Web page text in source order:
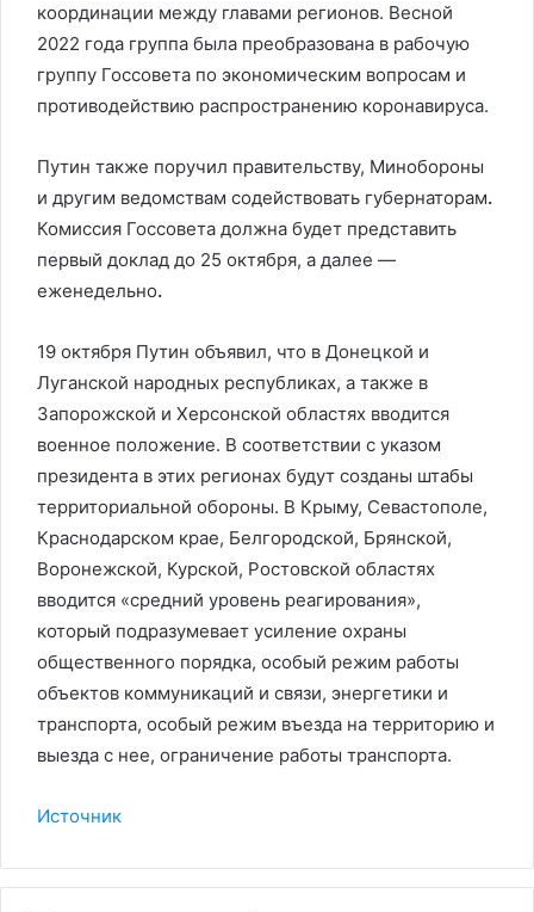
координации между главами регионов. Весной
2022 года группа была преобразована в рабочую
группу Госсовета по экономическим вопросам и
противодействию распространению коронавируса.
Путин также поручил правительству, Минобороны
и другим ведомствам содействовать губернаторам.
Комиссия Госсовета должна будет представить
первый доклад до 25 октября, а далее —
еженедельно.
19 октября Путин объявил, что в Донецкой и
Луганской народных республиках, а также в
Запорожской и Херсонской областях вводится
военное положение. В соответствии с указом
президента в этих регионах будут созданы штабы
территориальной обороны. В Крыму, Севастополе,
Краснодарском крае, Белгородской, Брянской,
Воронежской, Курской, Ростовской областях
вводится «средний уровень реагирования»,
который подразумевает усиление охраны
общественного порядка, особый режим работы
объектов коммуникаций и связи, энергетики и
транспорта, особый режим въезда на территорию и
выезда с нее, ограничение работы транспорта.
Источник